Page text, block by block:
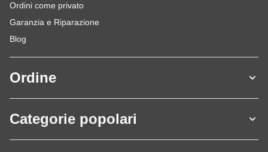
Ordini come privato
Garanzia e Riparazione
Blog
Ordine
Categorie popolari